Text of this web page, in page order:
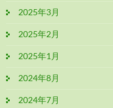
2025年3月
2025年2月
2025年1月
2024年8月
2024年7月